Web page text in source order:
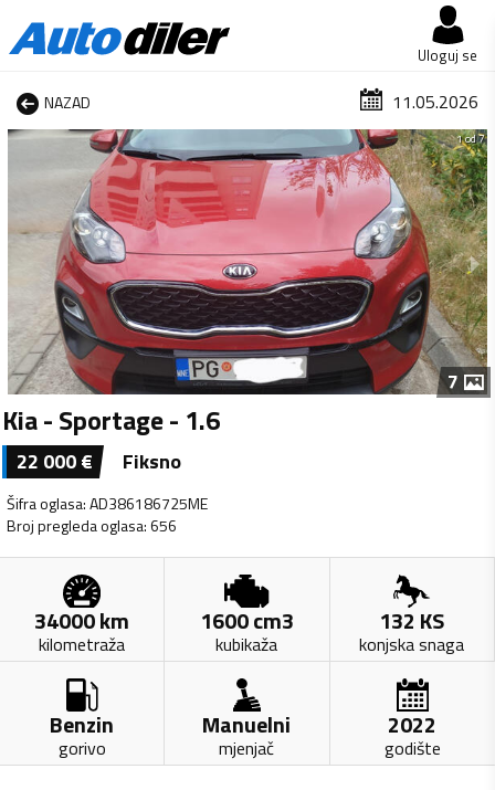
Uloguj se
NAZAD 11.05.2026
1 od 7
7
Kia - Sportage - 1.6
22 000€ Fiksno
Šifra oglasa:AD386186725ME
Broj pregleda oglasa:656
34000km
kilometraža
1600cm3
kubikaža
132 KS
konjska snaga
Benzin
gorivo
Manuelni
mjenjač
2022
godište